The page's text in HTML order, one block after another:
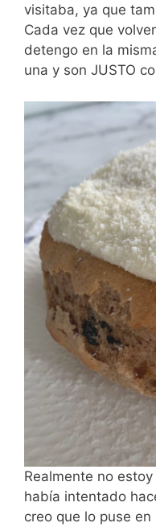
visitaba, ya que
Cada vez que
detengo en la
una y son JUSTO
Realmente no
había intentado
creo que lo puse